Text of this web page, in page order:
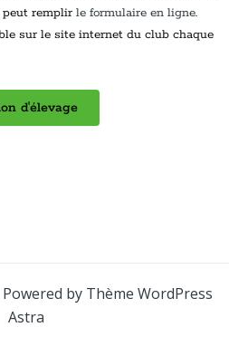
peut remplir le formulaire en ligne.
sur le site internet du club chaque
by Thème WordPress
Astra